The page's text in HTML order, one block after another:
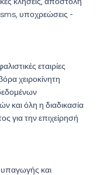
κλήσεις, αποστολή
υποχρεώσεις -
εταιρίες
χειροκίνητη
και όλη η διαδικασία
για την επιχείρησή
υπαγωγής και